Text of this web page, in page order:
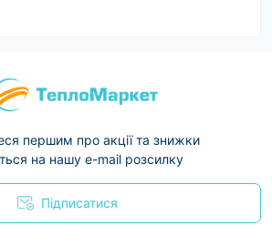
першим про акції та знижки
на нашу e-mail розсилку
Підписатися